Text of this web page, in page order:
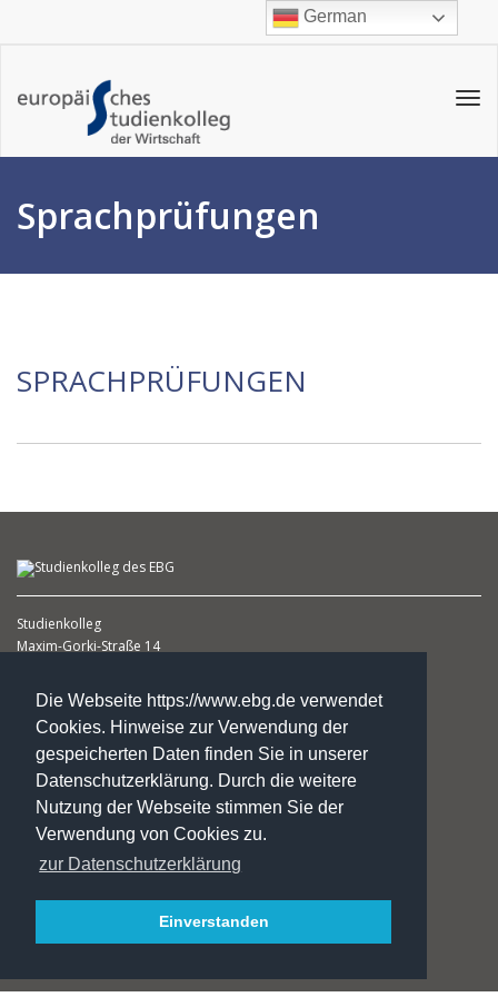
Die Webseite https://www.ebg.de verwendet
Cookies. Hinweise zur Verwendung der
gespeicherten Daten finden Sie in unserer
Datenschutzerklärung. Durch die weitere
Nutzung der Webseite stimmen Sie der
Verwendung von Cookies zu.
zur Datenschutzerklärung
Einverstanden
Sprachprüfungen
SPRACHPRÜFUNGEN
Studienkolleg
Maxim-Gorki-Straße 14
(1. Etage )
Heike Schlicht
Leiterin
Fon: +49.3 91.5 41 98 29
Fax: +49.3 91.5 41 98 31
Impressung***
German